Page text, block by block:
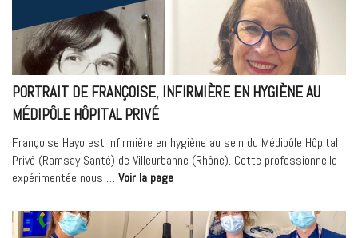
PROGRAMME
OPTIMUM »
PORTRAIT DE FRANÇOISE, INFIRMIÈRE EN HYGIÈNE AU
MÉDIPÔLE HÔPITAL PRIVÉ
Françoise Hayo est infirmière en hygiène au sein du Médipôle Hôpital
Privé (Ramsay Santé) de Villeurbanne (Rhône). Cette professionnelle
expérimentée nous … Voir la page« Portrait
Françoise,
Infirmière